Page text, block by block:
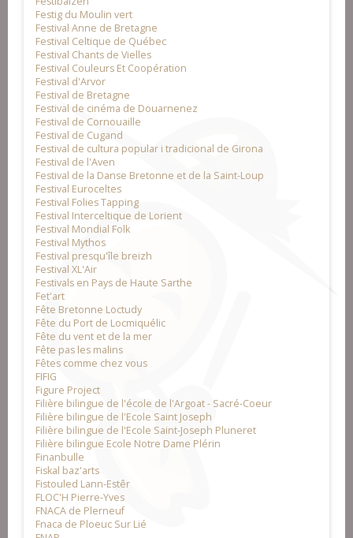
Festig du Moulin vert
Festival Anne de Bretagne
Festival Celtique de Québec
Festival Chants de Vielles
Festival Couleurs Et Coopération
Festival d'Arvor
Festival de Bretagne
Festival de cinéma de Douarnenez
Festival de Cornouaille
Festival de Cugand
Festival de cultura popular i tradicional de Girona
Festival de l'Aven
Festival de la Danse Bretonne et de la Saint-Loup
Festival Euroceltes
Festival Folies Tapping
Festival Interceltique de Lorient
Festival Mondial Folk
Festival Mythos
Festival presqu'île breizh
Festival XL'Air
Festivals en Pays de Haute Sarthe
Fet'art
Fête Bretonne Loctudy
Fête du Port de Locmiquélic
Fête du vent et de la mer
Fête pas les malins
Fêtes comme chez vous
FIFIG
Figure Project
Filière bilingue de l'école de l'Argoat - Sacré-Coeur
Filière bilingue de l'Ecole Saint Joseph
Filière bilingue de l'Ecole Saint-Joseph Pluneret
Filière bilingue Ecole Notre Dame Plérin
Finanbulle
Fiskal baz'arts
Fistouled Lann-Estêr
FLOC'H Pierre-Yves
FNACA de Plerneuf
Fnaca de Ploeuc Sur Lié